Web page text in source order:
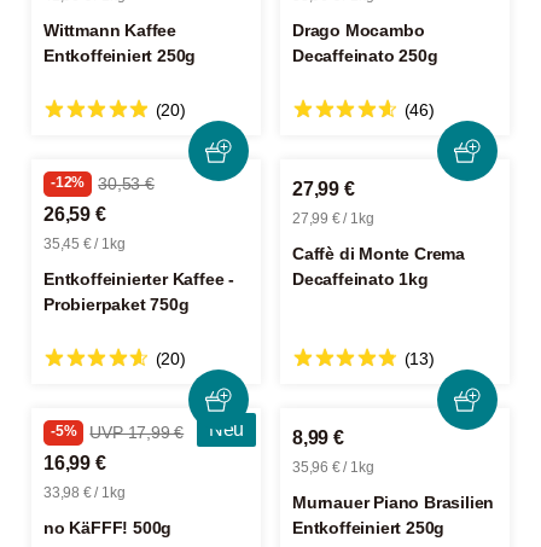
Wittmann Kaffee
Entkoffeiniert 250g
(20)
Drago Mocambo
Decaffeinato 250g
(46)
-12% 30,53 €
26,59 €
35,45 € / 1kg
Entkoffeinierter Kaffee -
Probierpaket 750g
(20)
27,99 €
27,99 € / 1kg
Caffè di Monte Crema
Decaffeinato 1kg
(13)
Neu
-5% UVP 17,99 €
16,99 €
33,98 € / 1kg
no KäFFF! 500g
8,99 €
35,96 € / 1kg
Murnauer Piano Brasilien
Entkoffeiniert 250g